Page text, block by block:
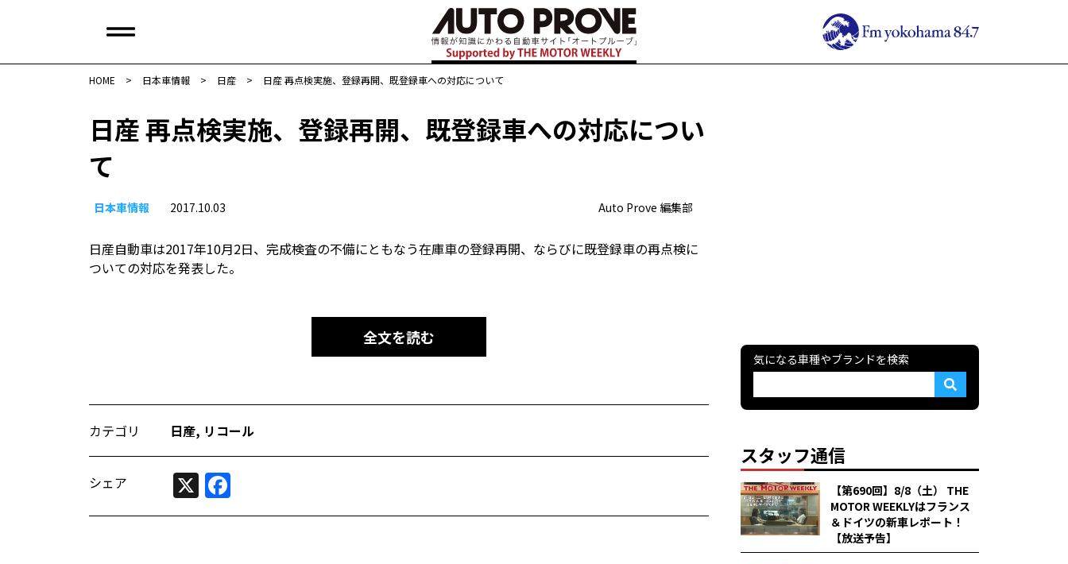
HOME > 日本車情報​ > 日産 > 日産 再点検実施、登録再開、既登録車への対応について
日産 再点検実施、登録再開、既登録車への対応につい
て
日本車情報​ 2017.10.03 Auto Prove 編集部
日産自動車は2017年10月2日、完成検査の不備にともなう在庫車の登録再開、ならびに既登録車の再点検に
ついての対応を発表した。
全文を読む
カテゴリ 日産, リコール
シェア X
気になる車種やブランドを検索
スタッフ通信
【第690回】8/8（土） THE
MOTOR WEEKLYはフランス
＆ドイツの新車レポート！
【放送予告】